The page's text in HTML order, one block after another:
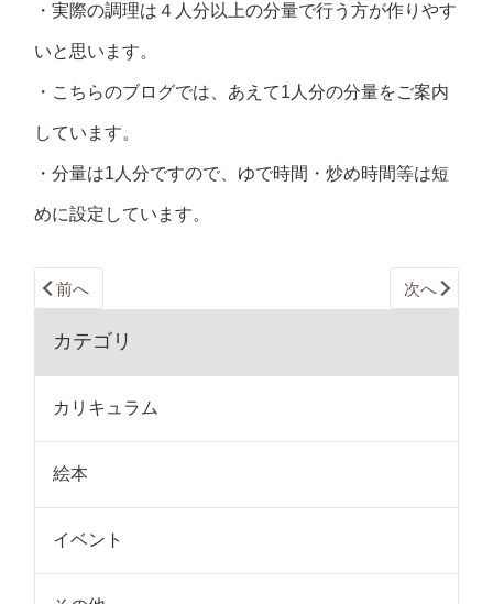
・実際の調理は４人分以上の分量で行う方が作りやす
いと思います。
・こちらのブログでは、あえて1人分の分量をご案内
しています。
・分量は1人分ですので、ゆで時間・炒め時間等は短
めに設定しています。
前へ 次へ
カテゴリ
カリキュラム
絵本
イベント